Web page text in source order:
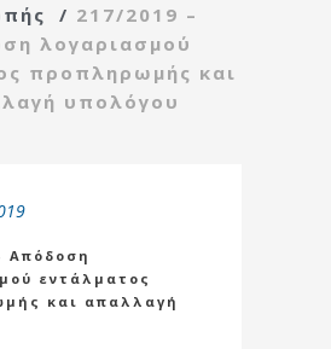
/ 217/2019 –
λογαριασμού
προπληρωμής και
υπολόγου
Απόδοση
εντάλματος
και απαλλαγή